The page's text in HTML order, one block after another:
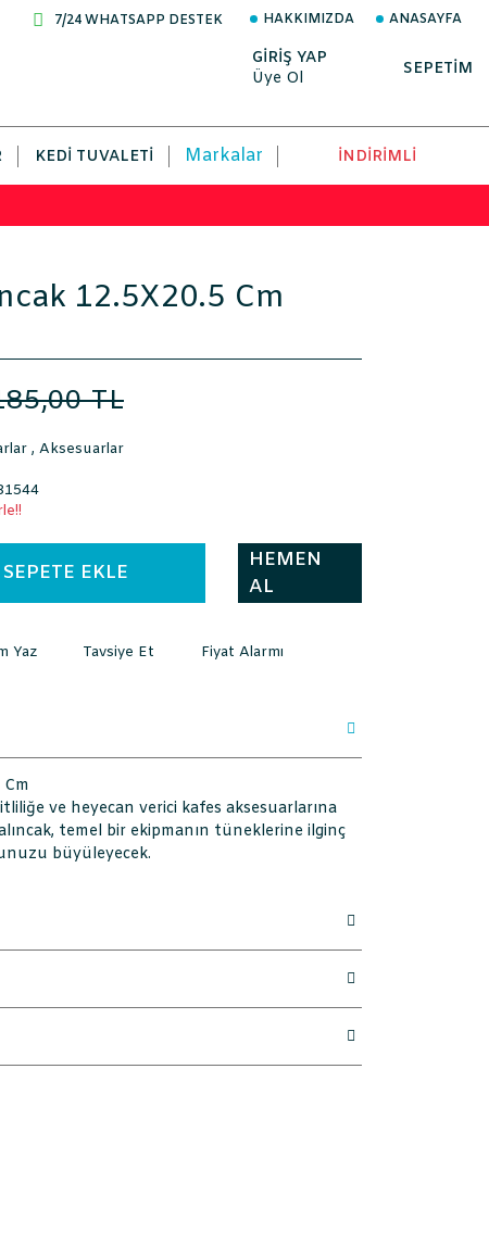
7/24 WHATSAPP DESTEK HAKKIMIZDA ANASAYFA
GİRİŞ YAP
Üye Ol
SEPETİM
KEDI TUVALETI Markalar İNDİRİMLİ
12.5X20.5 Cm
TL
, Aksesuarlar
SEPETE EKLE
HEMEN
AL
Yaz Tavsiye Et Fiyat Alarmı
ve heyecan verici kafes aksesuarlarına
temel bir ekipmanın tüneklerine ilginç
büyüleyecek.